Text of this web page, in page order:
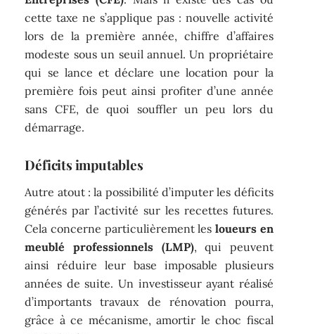
cette taxe ne s’applique pas : nouvelle activité
lors de la première année, chiffre d’affaires
modeste sous un seuil annuel. Un propriétaire
qui se lance et déclare une location pour la
première fois peut ainsi profiter d’une année
sans CFE, de quoi souffler un peu lors du
démarrage.
Déficits imputables
Autre atout : la possibilité d’imputer les déficits
générés par l’activité sur les recettes futures.
Cela concerne particulièrement les loueurs en
meublé professionnels (LMP), qui peuvent
ainsi réduire leur base imposable plusieurs
années de suite. Un investisseur ayant réalisé
d’importants travaux de rénovation pourra,
grâce à ce mécanisme, amortir le choc fiscal